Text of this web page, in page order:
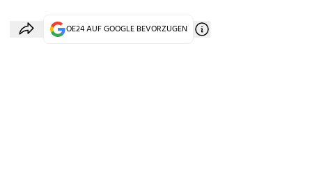
OE24 AUF GOOGLE BEVORZUGEN